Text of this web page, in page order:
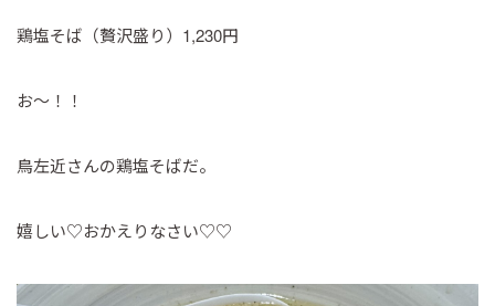
鶏塩そば（贅沢盛り）1,230円
お～！！
鳥左近さんの鶏塩そばだ。
嬉しい♡おかえりなさい♡♡